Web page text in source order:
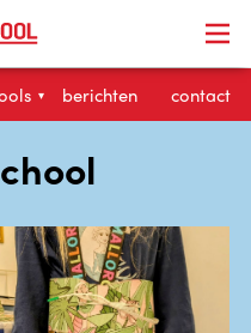
▾ berichten contact